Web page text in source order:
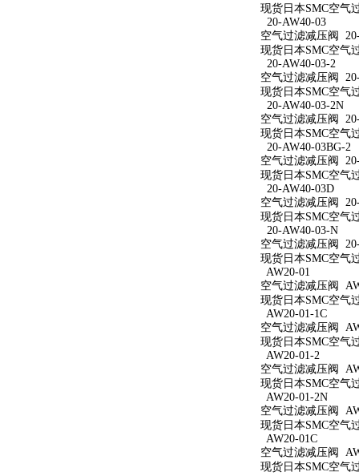
现货日本SMC空气
20-AW40-03
空气过滤减压阀
现货日本SMC空气
20-AW40-03-2
空气过滤减压阀
现货日本SMC空气
20-AW40-03-2N
空气过滤减压阀
现货日本SMC空气
20-AW40-03BG-2
空气过滤减压阀
现货日本SMC空气
20-AW40-03D
空气过滤减压阀
现货日本SMC空气
20-AW40-03-N
空气过滤减压阀
现货日本SMC空气
AW20-01
空气过滤减压阀
现货日本SMC空气
AW20-01-1C
空气过滤减压阀
现货日本SMC空气
AW20-01-2
空气过滤减压阀
现货日本SMC空气
AW20-01-2N
空气过滤减压阀
现货日本SMC空气
AW20-01C
空气过滤减压阀
现货日本SMC空气